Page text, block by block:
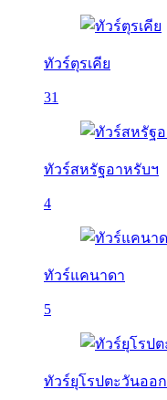
ทัวร์ตุรเคีย
31
ทัวร์สหรัฐอาหรับฯ
4
ทัวร์แคนาดา
5
ทัวร์ยุโรปตะวันออก